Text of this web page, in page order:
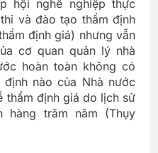
hội nghề nghiệp thực
và đào tạo thẩm định
định giá) nhưng vẫn
cơ quan quản lý nhà
hoàn toàn không có
nào của Nhà nước
thẩm định giá do lịch sử
hàng trăm năm (Thụy